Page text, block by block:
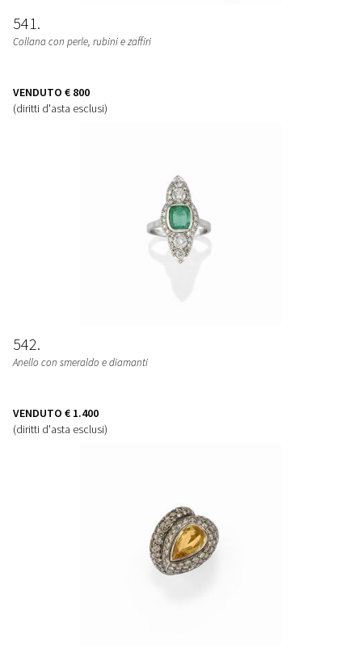
541
Collana con perle, rubini e zaffiri
VENDUTO € 800
(diritti d'asta esclusi)
542
Anello con smeraldo e diamanti
VENDUTO € 1.400
(diritti d'asta esclusi)